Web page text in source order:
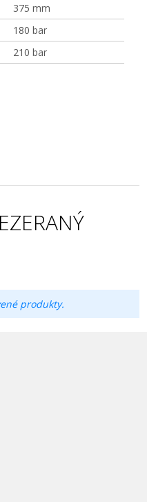
375 mm
180 bar
210 bar
produkty.